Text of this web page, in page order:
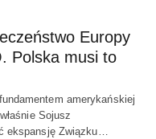
Europy
Polska musi to
amerykańskiej
Sojusz
ekspansję Związku…